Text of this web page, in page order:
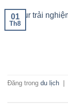
01
Th8
Đăng trong du lịch